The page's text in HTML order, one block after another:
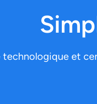
technologique et